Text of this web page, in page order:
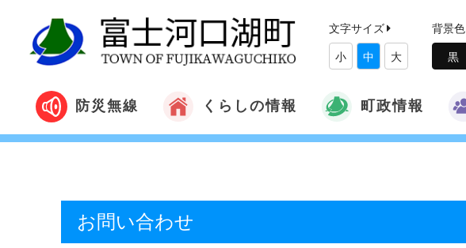
文字サイズ
小 中 大
背景色
防災無線 くらしの情報 町政情報
お問い合わせ